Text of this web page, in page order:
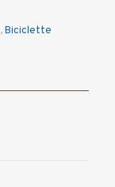
,Biciclette